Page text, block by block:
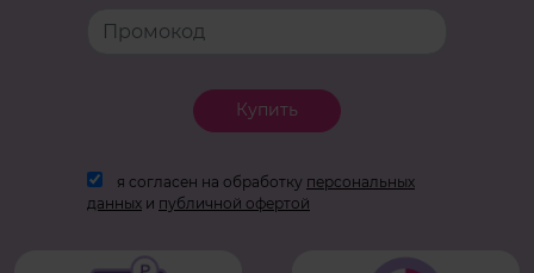
Купить
я согласен на обработку персональных
данных и публичной офертой